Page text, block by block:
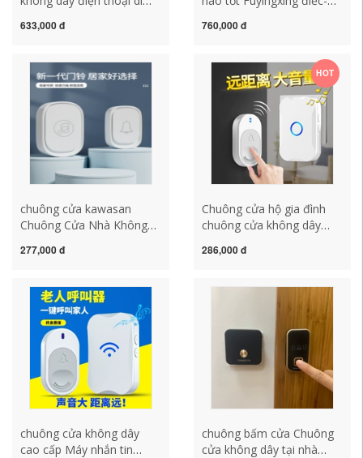
đàm đường dài gọi nhà
hàng trà chuông cửa
không dây cao cấp chuông
cửa panasonic không dây
633,000 đ
biệt chuông cửa nhà
máy nhắn tin điện tử
người già chuông báo
khách ata chuông bấm
760,000 đ
chuông cửa kawasan
Chuông Cửa Nhà Không
Thông Minh Điều Khiển Từ
Chuông Cửa Người Cao
Tuổi Người Gọi chuông
cửa không dây không
dùng pin chuông không
277,000 đ
HOT
Chuông cửa hộ gia đình
chuông cửa không dây
khiển từ xa siêu dài
chuông vào nhà không
giới hạn chuông cửa
chuông cửa cacazi chuông
báo không dây
286,000 đ
chuông cửa không dây
cao cấp Máy nhắn tin
chuông bấm cửa Chuông
cửa không dây tại nhà